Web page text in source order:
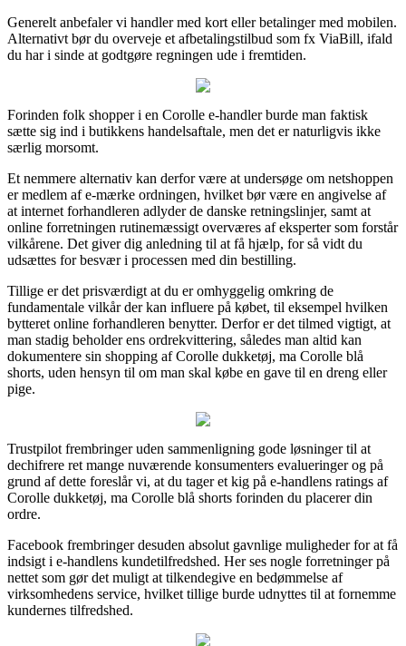
Generelt anbefaler vi handler med kort eller betalinger med mobilen.
Alternativt bør du overveje et afbetalingstilbud som fx ViaBill, ifald
du har i sinde at godtgøre regningen ude i fremtiden.
Forinden folk shopper i en Corolle e-handler burde man faktisk
sætte sig ind i butikkens handelsaftale, men det er naturligvis ikke
særlig morsomt.
Et nemmere alternativ kan derfor være at undersøge om netshoppen
er medlem af e-mærke ordningen, hvilket bør være en angivelse af
at internet forhandleren adlyder de danske retningslinjer, samt at
online forretningen rutinemæssigt overværes af eksperter som forstår
vilkårene. Det giver dig anledning til at få hjælp, for så vidt du
udsættes for besvær i processen med din bestilling.
Tillige er det prisværdigt at du er omhyggelig omkring de
fundamentale vilkår der kan influere på købet, til eksempel hvilken
bytteret online forhandleren benytter. Derfor er det tilmed vigtigt, at
man stadig beholder ens ordrekvittering, således man altid kan
dokumentere sin shopping af Corolle dukketøj, ma Corolle blå
shorts, uden hensyn til om man skal købe en gave til en dreng eller
pige.
Trustpilot frembringer uden sammenligning gode løsninger til at
dechifrere ret mange nuværende konsumenters evalueringer og på
grund af dette foreslår vi, at du tager et kig på e-handlens ratings af
Corolle dukketøj, ma Corolle blå shorts forinden du placerer din
ordre.
Facebook frembringer desuden absolut gavnlige muligheder for at få
indsigt i e-handlens kundetilfredshed. Her ses nogle forretninger på
nettet som gør det muligt at tilkendegive en bedømmelse af
virksomhedens service, hvilket tillige burde udnyttes til at fornemme
kundernes tilfredshed.